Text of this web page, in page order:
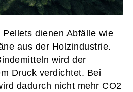
dienen Abfälle wie
aus der Holzindustrie.
wird der
Druck verdichtet. Bei
dadurch nicht mehr CO2